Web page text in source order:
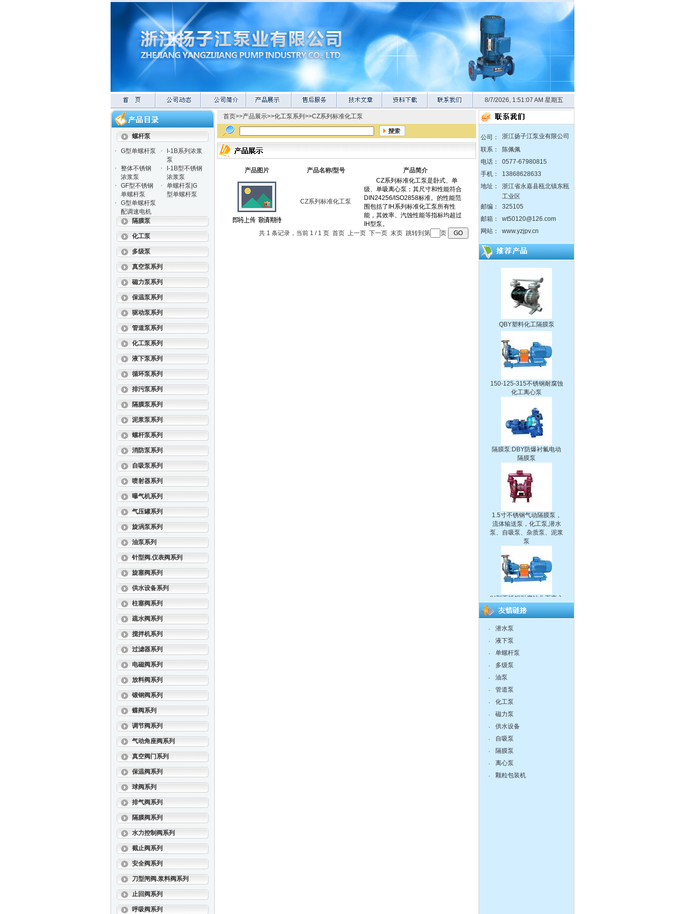
8/7/2026, 1:51:07 AM 星期五
螺杆泵
·
G型单螺杆泵 ·
I-1B系列浓浆
泵
·
整体不锈钢
浓浆泵
·
I-1B型不锈钢
浓浆泵
·
GF型不锈钢
单螺杆泵
·
单螺杆泵|G
型单螺杆泵
·
G型单螺杆泵
配调速电机
隔膜泵
化工泵
多级泵
真空泵系列
磁力泵系列
保温泵系列
驱动泵系列
管道泵系列
化工泵系列
液下泵系列
循环泵系列
排污泵系列
隔膜泵系列
泥浆泵系列
螺杆泵系列
消防泵系列
自吸泵系列
喷射器系列
曝气机系列
气压罐系列
旋涡泵系列
油泵系列
针型阀.仪表阀系列
旋塞阀系列
供水设备系列
柱塞阀系列
疏水阀系列
搅拌机系列
过滤器系列
电磁阀系列
放料阀系列
锻钢阀系列
蝶阀系列
调节阀系列
气动角座阀系列
真空阀门系列
保温阀系列
球阀系列
排气阀系列
隔膜阀系列
水力控制阀系列
截止阀系列
安全阀系列
刀型闸阀.浆料阀系列
止回阀系列
呼吸阀系列
首页>>产品展示>>化工泵系列 >>CZ系列标准化工泵
产品图片 产品名称/型号 产品简介
CZ系列标准化工泵
共 1 条记录，当前 1 / 1 页 首页 上一页 下一页 末页 跳转到第 页
公司：
浙江扬子江泵业有限公司
联系：
陈佩佩
电话：
0577-67980815
手机：
13868628633
地址：
浙江省永嘉县瓯北镇东瓯
工业区
邮编：
325105
邮箱：
wt50120@126.com
网站：
www.yzjpv.cn
zX防爆无堵塞自吸泵
DBY304不锈钢电动隔膜泵
QBY塑料化工隔膜泵
化工离心泵
隔膜泵:DBY防爆衬氟电动
隔膜泵
1.5寸不锈钢气动隔膜泵，
流体输送泵，化工泵,潜水
泵、自吸泵、杂质泵、泥浆
泵
泵
CQ系列耐腐蚀化工磁力泵
离心泵:ISG系列单级单吸立
式管道离心泵
·
潜水泵
·
液下泵
·
单螺杆泵
·
多级泵
·
油泵
·
管道泵
·
化工泵
·
磁力泵
·
供水设备
·
自吸泵
·
隔膜泵
·
离心泵
·
颗粒包装机